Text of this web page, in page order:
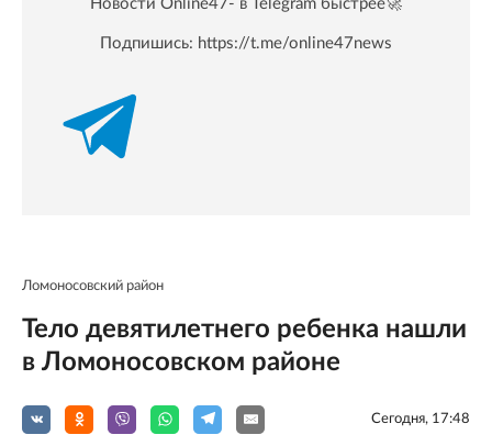
Новости Online47- в Telegram быстрее🚀
Подпишись: https://t.me/online47news
Ломоносовский район
Тело девятилетнего ребенка нашли
в Ломоносовском районе
Сегодня, 17:48